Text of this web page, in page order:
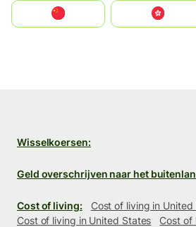
中國香港特別行政區
Wisselkoersen:
Geld overschrijven naar het
Cost of living:
Cost of living in United
Cost of living in United States
Cost of